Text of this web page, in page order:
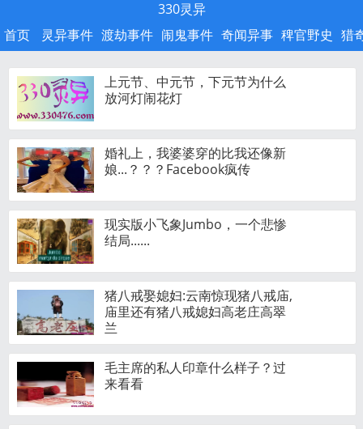
330灵异
首页
灵异事件 渡劫事件 闹鬼事件 奇闻异事 稗官野史 猎
上元节、中元节，下元节为什么
放河灯闹花灯
婚礼上，我婆婆穿的比我还像新
娘...？？？Facebook疯传
现实版小飞象Jumbo，一个悲惨
结局......
猪八戒娶媳妇:云南惊现猪八戒庙,
庙里还有猪八戒媳妇高老庄高翠
兰
毛主席的私人印章什么样子？过
来看看